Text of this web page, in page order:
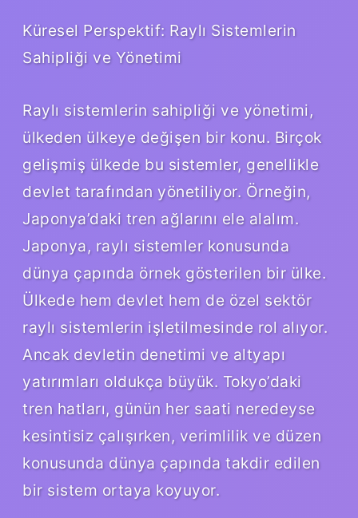
Küresel Perspektif: Raylı Sistemlerin
Sahipliği ve Yönetimi
Raylı sistemlerin sahipliği ve yönetimi,
ülkeden ülkeye değişen bir konu. Birçok
gelişmiş ülkede bu sistemler, genellikle
devlet tarafından yönetiliyor. Örneğin,
Japonya’daki tren ağlarını ele alalım.
Japonya, raylı sistemler konusunda
dünya çapında örnek gösterilen bir ülke.
Ülkede hem devlet hem de özel sektör
raylı sistemlerin işletilmesinde rol alıyor.
Ancak devletin denetimi ve altyapı
yatırımları oldukça büyük. Tokyo’daki
tren hatları, günün her saati neredeyse
kesintisiz çalışırken, verimlilik ve düzen
konusunda dünya çapında takdir edilen
bir sistem ortaya koyuyor.